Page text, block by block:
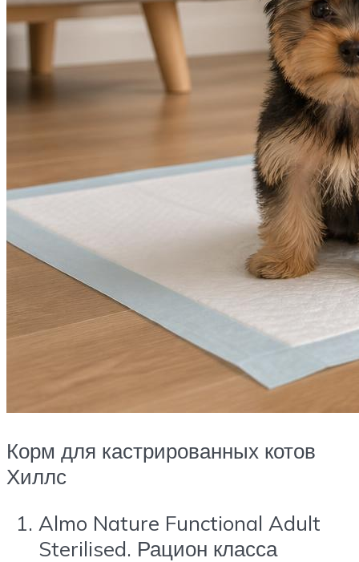
Корм для кастрированных котов
Хиллс
Almo Nature Functional Adult
Sterilised. Рацион класса